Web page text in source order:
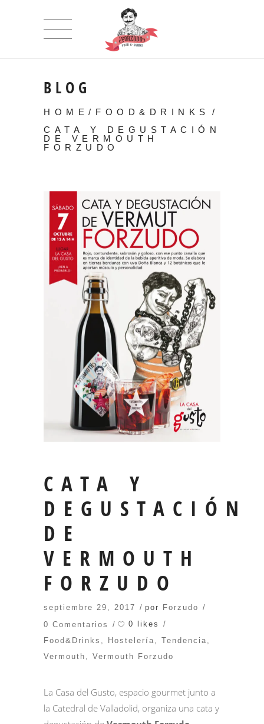
BLOG
HOME / FOOD&DRINKS
/
CATA Y DEGUSTACIÓN
DE VERMOUTH
FORZUDO
CATA Y
DEGUSTACIÓN
DE
VERMOUTH
FORZUDO
septiembre 29, 2017 por
Forzudo
0 Comentarios
0 likes
Food&Drinks , Hostelería, Tendencia,
Vermouth , Vermouth Forzudo
La Casa del Gusto, espacio gourmet junto a
la Catedral de Valladolid, organiza una cata y